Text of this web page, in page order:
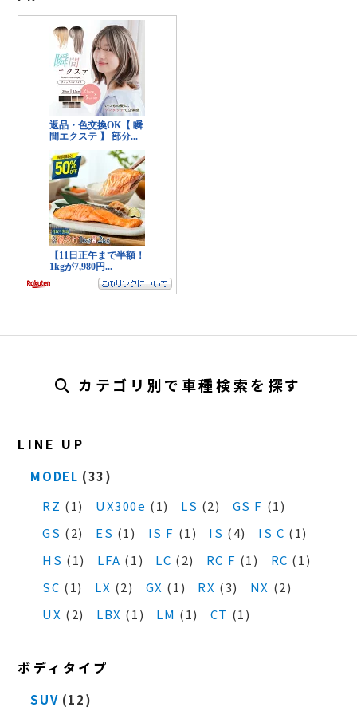
カテゴリ別で車種検索を探す
LINE UP
MODEL (33)
RZ (1) UX300e (1) LS (2) GS F (1)
GS (2) ES (1) IS F (1) IS (4) IS C (1)
HS (1) LFA (1) LC (2) RC F (1) RC (1)
SC (1) LX (2) GX (1) RX (3) NX (2)
UX (2) LBX (1) LM (1) CT (1)
ボディタイプ
SUV (12)